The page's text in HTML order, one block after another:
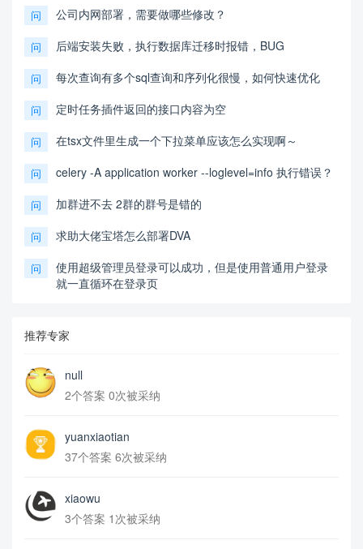
问 公司内网部署，需要做哪些修改？
问 后端安装失败，执行数据库迁移时报错，BUG
问 每次查询有多个sql查询和序列化很慢，如何快速优化
问 定时任务插件返回的接口内容为空
问 在tsx文件里生成一个下拉菜单应该怎么实现啊～
问 celery -A application worker --loglevel=info 执行错误？
问 加群进不去 2群的群号是错的
问 求助大佬宝塔怎么部署DVA
问
使用超级管理员登录可以成功，但是使用普通用户登录
就一直循环在登录页
推荐专家
null
2个答案 0次被采纳
yuanxiaotian
37个答案 6次被采纳
xiaowu
3个答案 1次被采纳